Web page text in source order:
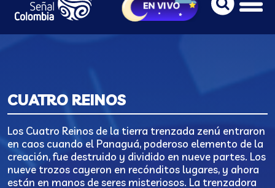
CUATRO REINOS
Los Cuatro Reinos de la tierra trenzada zenú entraron
en caos cuando el Panaguá, poderoso elemento de la
creación, fue destruido y dividido en nueve partes. Los
nueve trozos cayeron en recónditos lugares, y ahora
están en manos de seres misteriosos. La trenzadora